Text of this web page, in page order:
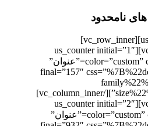
های نامحدود
[/vc_column_text][us_separator][vc_row_inner]
[vc_column_inner width=”1/6″][us_counter initial=”1″
color=”custom” custom_color=”#90d65e” title=”عنوان”
final=”157″
size%22%3A%224rem%22%7D%7D”][/vc_column_inner]
[vc_column_inner width=”1/6″][us_counter initial=”2″
color=”custom” custom_color=”#fb8c00″ title=”عنوان”